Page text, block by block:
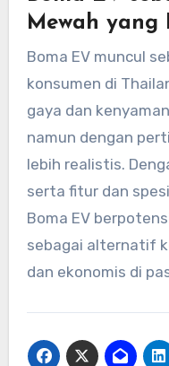
Mewah yang
Boma EV muncul
konsumen di
gaya dan
namun dengan
lebih realistis.
serta fitur dan
Boma EV
sebagai alternatif
dan ekonomis di